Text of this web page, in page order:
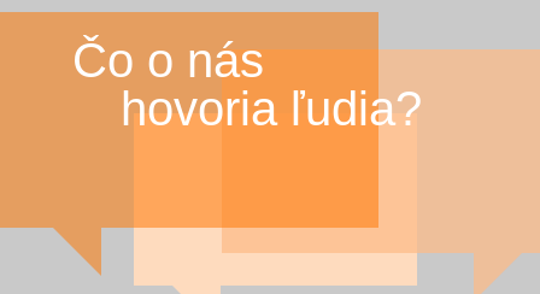
Čo o nás
hovoria ľudia?